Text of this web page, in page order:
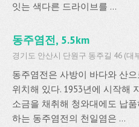
잇는 색다른 드라이브를 ...
동주염전, 5.5km
경기도 안산시 단원구 동주길 46 (대
동주염전은 사방이 바다와 산
위치해 있다. 1953년에 시작해
소금을 채취해 청와대에도 납
하는 동주염전의 천일염은 ...